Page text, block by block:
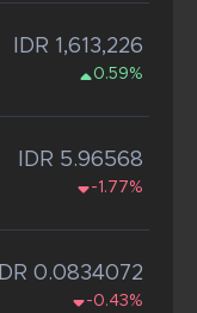
IDR 1,613,226
0.59%
IDR 5.96568
-1.77%
IDR 0.0834072
-0.43%